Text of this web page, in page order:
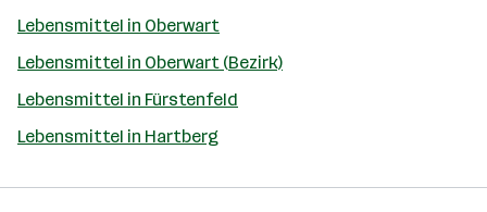
Lebensmittel in Oberwart
Lebensmittel in Oberwart (Bezirk)
Lebensmittel in Fürstenfeld
Lebensmittel in Hartberg